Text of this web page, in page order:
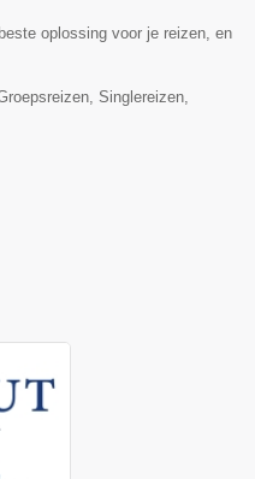
oplossing voor je reizen, en
Singlereizen,